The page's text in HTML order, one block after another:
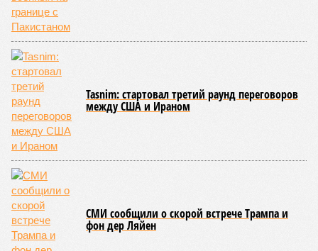
Tasnim: стартовал третий раунд переговоров
между США и Ираном
СМИ сообщили о скорой встрече Трампа и
фон дер Ляйен